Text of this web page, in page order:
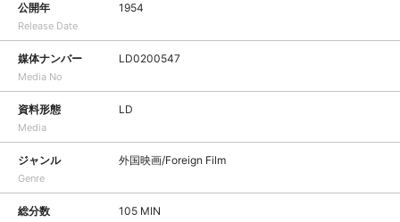
公開年
Release Date
1954
媒体ナンバー
Media No
LD0200547
資料形態
Media
LD
ジャンル
Genre
外国映画/Foreign Film
総分数 105 MIN